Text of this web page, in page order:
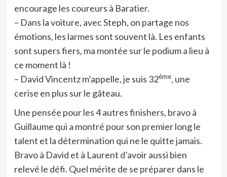
encourage les coureurs à Baratier.
– Dans la voiture, avec Steph, on partage nos
émotions, les larmes sont souvent là. Les enfants
sont supers fiers, ma montée sur le podium a lieu à
ce moment là !
– David Vincentz m’appelle, je suis 32ème, une
cerise en plus sur le gâteau.
Une pensée pour les 4 autres finishers, bravo à
Guillaume qui a montré pour son premier long le
talent et la détermination qui ne le quitte jamais.
Bravo à David et à Laurent d’avoir aussi bien
relevé le défi. Quel mérite de se préparer dans le